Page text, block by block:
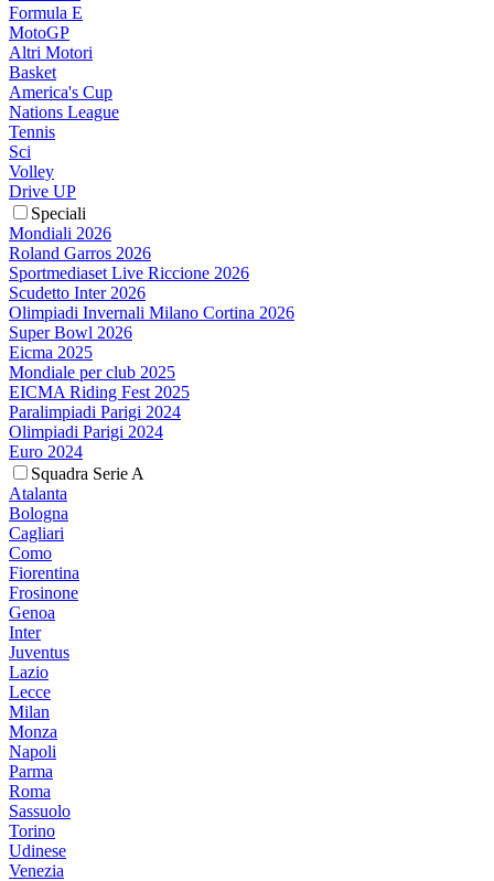
Formula E
MotoGP
Altri Motori
Basket
America's Cup
Nations League
Tennis
Sci
Volley
Drive UP
Speciali
Mondiali 2026
Roland Garros 2026
Sportmediaset Live Riccione 2026
Scudetto Inter 2026
Olimpiadi Invernali Milano Cortina 2026
Super Bowl 2026
Eicma 2025
Mondiale per club 2025
EICMA Riding Fest 2025
Paralimpiadi Parigi 2024
Olimpiadi Parigi 2024
Euro 2024
Squadra Serie A
Atalanta
Bologna
Cagliari
Como
Fiorentina
Frosinone
Genoa
Inter
Juventus
Lazio
Lecce
Milan
Monza
Napoli
Parma
Roma
Sassuolo
Torino
Udinese
Venezia